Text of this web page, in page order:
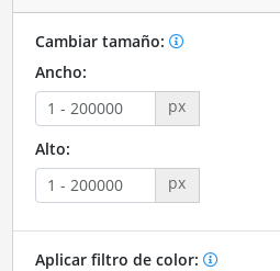
Cambiar tamaño:
Ancho:
px
Alto:
px
Aplicar filtro de color: